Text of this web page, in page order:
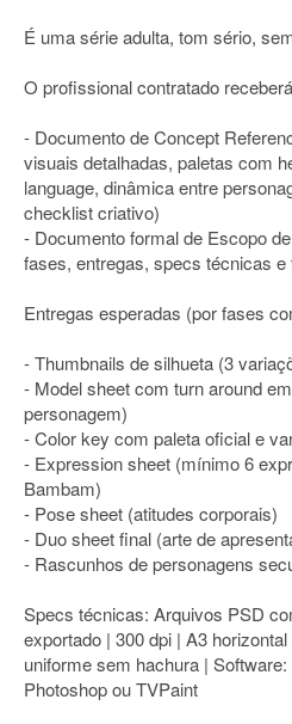
É uma série adulta, tom sério,
O profissional contratado
- Documento de Concept
visuais detalhadas, paletas com
language, dinâmica entre
checklist criativo)
- Documento formal de Escopo
fases, entregas, specs técnicas
Entregas esperadas (por fases
- Thumbnails de silhueta (3
- Model sheet com turn around
personagem)
- Color key com paleta oficial e
- Expression sheet (mínimo 6
Bambam)
- Pose sheet (atitudes corporais)
- Duo sheet final (arte de
- Rascunhos de personagens
Specs técnicas: Arquivos PSD
exportado | 300 dpi | A3
uniforme sem hachura |
Photoshop ou TVPaint